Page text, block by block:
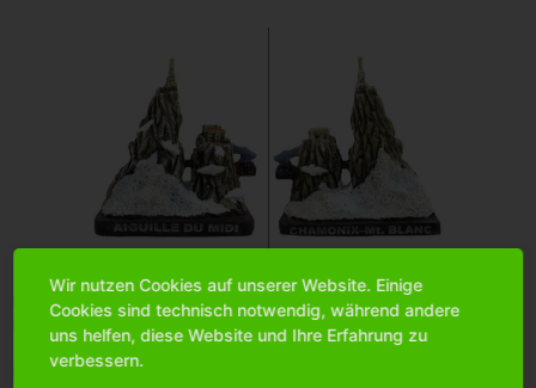
Bittemelden Sie sich an, um mehr Informationen über das
Produkt zu erhalten.
Merken
Wir nutzen Cookies auf unserer Website. Einige
Cookies sind technisch notwendig, während andere
uns helfen, diese Website und Ihre Erfahrung zu
verbessern.